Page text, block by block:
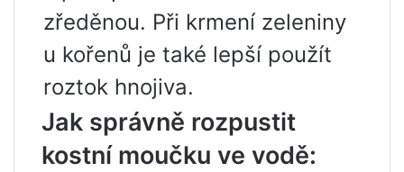
zředěnou. Při krmení zeleniny
u kořenů je také lepší použít
roztok hnojiva.
Jak správně rozpustit
kostní moučku ve vodě: